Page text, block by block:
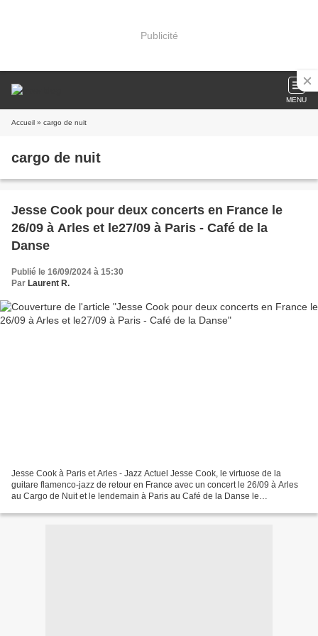
Publicité
MENU
Accueil » cargo de nuit
cargo de nuit
Jesse Cook pour deux concerts en France le
26/09 à Arles et le27/09 à Paris - Café de la
Danse
Publié le 16/09/2024 à 15:30
Par Laurent R.
Jesse Cook à Paris et Arles - Jazz Actuel Jesse Cook, le virtuose de la
guitare flamenco-jazz de retour en France avec un concert le 26/09 à Arles
au Cargo de Nuit et le lendemain à Paris au Café de la Danse le